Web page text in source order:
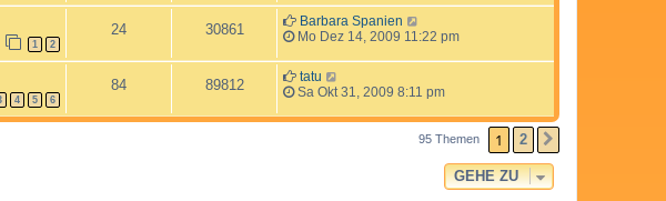
1 2
24 30861
Barbara Spanien
Mo Dez 14, 2009 11:22 pm
4 5 6
84 89812
tatu
Sa Okt 31, 2009 8:11 pm
95 Themen 1 2
GEHE ZU